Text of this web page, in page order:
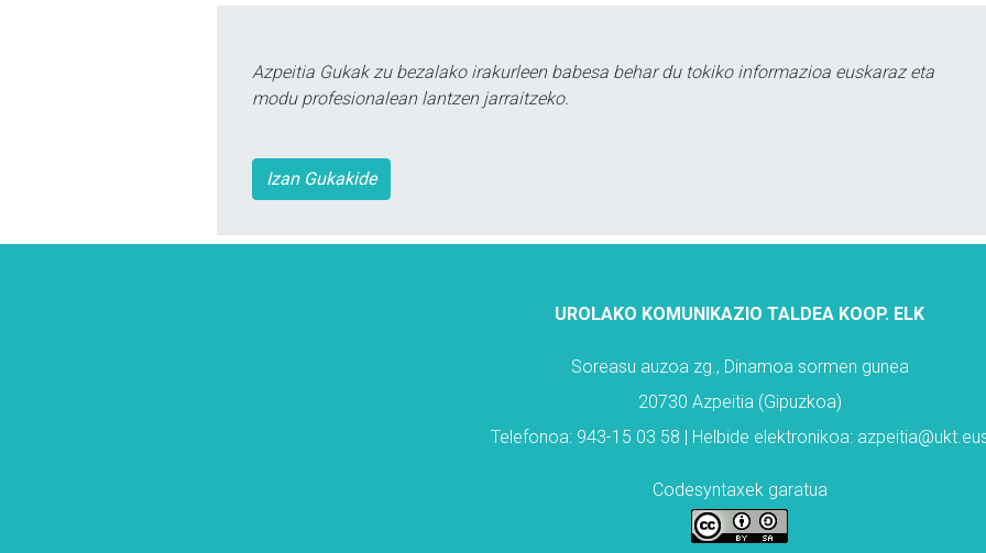
Azpeitia Gukak zu bezalako irakurleen babesa behar du tokiko informazioa euskaraz eta
modu profesionalean lantzen jarraitzeko.
Izan Gukakide
UROLAKO KOMUNIKAZIO TALDEA KOOP. ELK
Soreasu auzoa zg., Dinamoa sormen gunea
20730 Azpeitia (Gipuzkoa)
Telefonoa: 943-15 03 58 | Helbide elektronikoa:
Codesyntaxek garatua